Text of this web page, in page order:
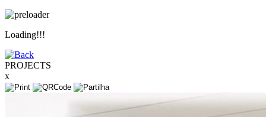
Loading!!!
PROJECTS
x